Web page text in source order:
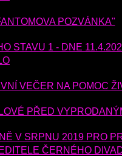
POZVÁNKA"
STAVU 1 - DNE
VEČER NA POMOC
PŘED
V SRPNU 2019 PRO
ČERNÉHO